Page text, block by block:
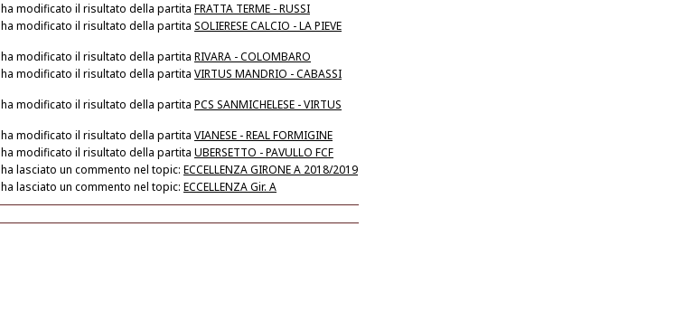
ha modificato il risultato della partita FRATTA TERME - RUSSI
ha modificato il risultato della partita SOLIERESE CALCIO - LA PIEVE
ha modificato il risultato della partita RIVARA - COLOMBARO
ha modificato il risultato della partita VIRTUS MANDRIO - CABASSI
ha modificato il risultato della partita PCS SANMICHELESE - VIRTUS
ha modificato il risultato della partita VIANESE - REAL FORMIGINE
ha modificato il risultato della partita UBERSETTO - PAVULLO FCF
ha lasciato un commento nel topic: ECCELLENZA GIRONE A 2018/2019
ha lasciato un commento nel topic: ECCELLENZA Gir. A